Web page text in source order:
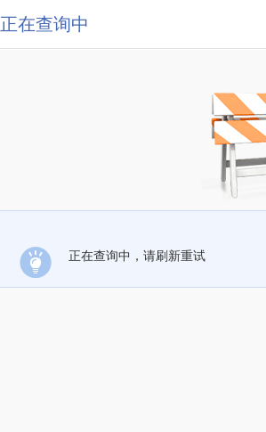
正在查询中
正在查询中，请刷新重试